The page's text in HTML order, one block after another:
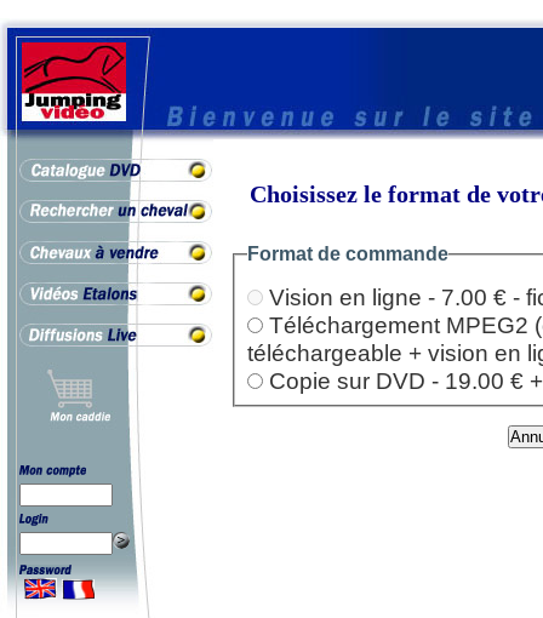
Choisissez le format de
Format de commande
Vision en ligne - 7.00 € -
Téléchargement MPEG2
téléchargeable + vision en
Copie sur DVD - 19.00 €